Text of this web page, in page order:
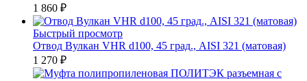
1 860 ₽
Быстрый просмотр
Отвод Вулкан VHR d100, 45 град., AISI 321 (матовая)
1 270 ₽